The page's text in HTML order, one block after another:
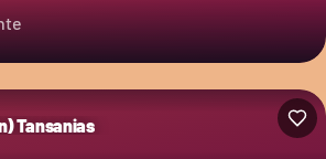
Tansanias